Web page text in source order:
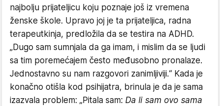
najbolju prijateljicu koju poznaje još iz vremena
ženske škole. Upravo joj je ta prijateljica, radna
terapeutkinja, predložila da se testira na ADHD.
„Dugo sam sumnjala da ga imam, i mislim da se ljudi
sa tim poremećajem često međusobno pronalaze.
Jednostavno su nam razgovori zanimljiviji.“ Kada je
konačno otišla kod psihijatra, brinula je da je sama
izazvala problem: „Pitala sam: Da li sam ovo sama